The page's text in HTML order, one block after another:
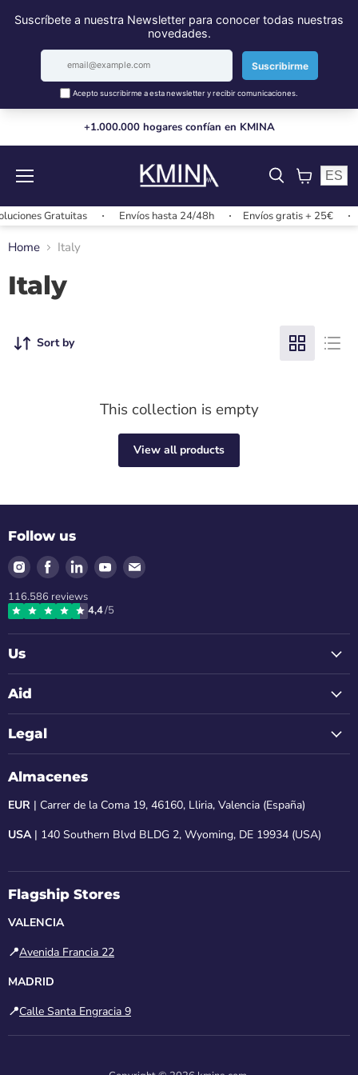
+1.000.000 hogares confían en KMINA
View
ES
Gratuitas Envíos hasta 24/48h Envíos gratis + 25€
Home Italy
Italy
Sort by
This collection is empty
View all products
Follow us
Find
us
on
Instagram
Find
us
on
Facebook
Find
us
on
LinkedIn
Find
us
Find
116.586 reviews
4,4/5
Us
Aid
Legal
Almacenes
EUR | Carrer de la Coma 19, 46160, Lliria, Valencia (España)
USA| 140 Southern Blvd BLDG 2, Wyoming, DE 19934 (USA)
Flagship Stores
VALENCIA
📍Avenida Francia 22
MADRID
📍Calle Santa Engracia 9